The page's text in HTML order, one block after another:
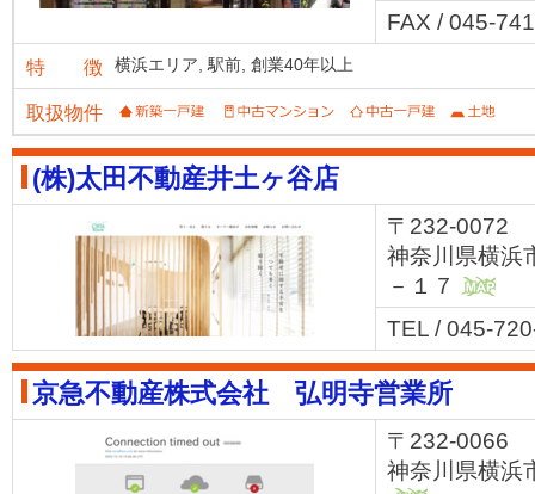
FAX / 045-
特 徴 横浜エリア, 駅前, 創業40年以上
取扱物件
(株)太田不動産井土ヶ谷店
〒232-0072
神奈川県横浜
－１７
MAP
TEL / 045-
京急不動産株式会社 弘明寺営業所
〒232-0066
神奈川県横浜